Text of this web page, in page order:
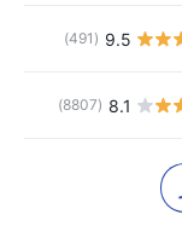
9.5
(491)
8.1
(8807)